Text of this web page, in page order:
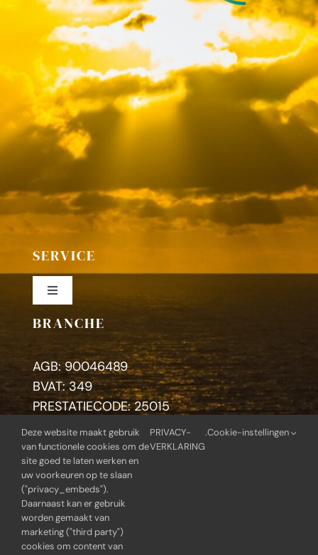
SERVICE
Toggle
Colofon
Privacybeleid
BRANCHE
AGB: 90046489
BVAT: 349
PRESTATIECODE: 25015
Zoeken
naar:
© Copyright 2014 - 2026 | Praktijk voor therapie en
coaching | Alle rechten voorbehouden |
Deze website maakt gebruik
van functionele cookies om de
site goed te laten werken en
uw voorkeuren op te slaan
("privacy_embeds").
Daarnaast kan er gebruik
worden gemaakt van
marketing ("third party")
cookies om content van
PRIVACY-
VERKLARING
.Cookie-instellingen